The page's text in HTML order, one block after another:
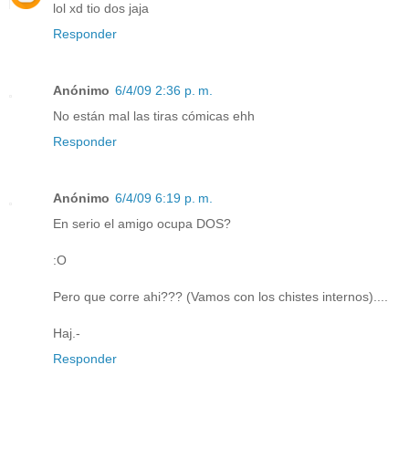
lol xd tio dos jaja
Responder
Anónimo 6/4/09 2:36 p. m.
No están mal las tiras cómicas ehh
Responder
Anónimo 6/4/09 6:19 p. m.
En serio el amigo ocupa DOS?
:O
Pero que corre ahi??? (Vamos con los chistes internos)....
Haj.-
Responder